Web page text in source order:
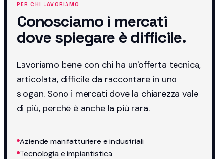
PER CHI LAVORIAMO
Conosciamo i mercati
dove spiegare è difficile.
Lavoriamo bene con chi ha un'offerta tecnica,
articolata, difficile da raccontare in uno
slogan. Sono i mercati dove la chiarezza vale
di più, perché è anche la più rara.
Aziende manifatturiere e industriali
Tecnologia e impiantistica